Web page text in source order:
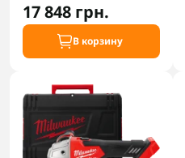
17 848 грн.
В корзину